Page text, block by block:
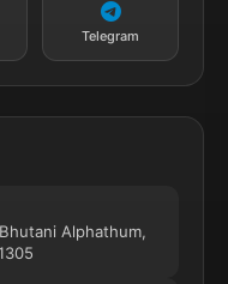
Telegram
Alphathum,